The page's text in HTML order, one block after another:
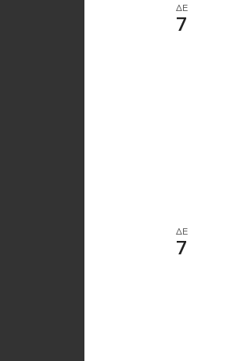
ΔΕ
7
ΔΕ
7